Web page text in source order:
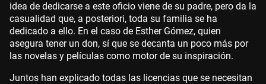
idea de dedicarse a este oficio viene de su padre, pero da la
casualidad que, a posteriori, toda su familia se ha
dedicado a ello. En el caso de Esther Gómez, quien
asegura tener un don, sí que se decanta un poco más por
las novelas y películas como motor de su inspiración.
Juntos han explicado todas las licencias que se necesitan